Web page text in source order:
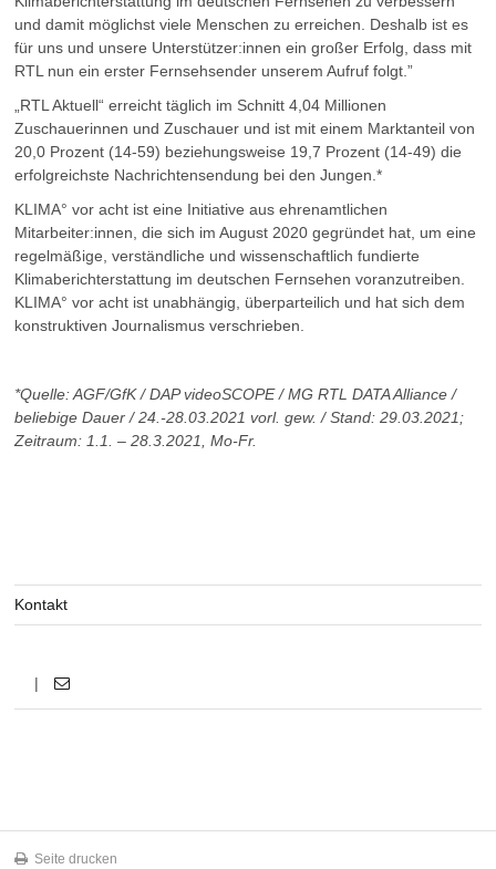
und damit möglichst viele Menschen zu erreichen. Deshalb ist es
für uns und unsere Unterstützer:innen ein großer Erfolg, dass mit
RTL nun ein erster Fernsehsender unserem Aufruf folgt.”
„RTL Aktuell“ erreicht täglich im Schnitt 4,04 Millionen
Zuschauerinnen und Zuschauer und ist mit einem Marktanteil von
20,0 Prozent (14-59) beziehungsweise 19,7 Prozent (14-49) die
erfolgreichste Nachrichtensendung bei den Jungen.*
KLIMA° vor acht ist eine Initiative aus ehrenamtlichen
Mitarbeiter:innen, die sich im August 2020 gegründet hat, um eine
regelmäßige, verständliche und wissenschaftlich fundierte
Klimaberichterstattung im deutschen Fernsehen voranzutreiben.
KLIMA° vor acht ist unabhängig, überparteilich und hat sich dem
konstruktiven Journalismus verschrieben.
*Quelle: AGF/GfK / DAP videoSCOPE / MG RTL DATA Alliance /
beliebige Dauer / 24.-28.03.2021 vorl. gew. / Stand: 29.03.2021;
Zeitraum: 1.1. – 28.3.2021, Mo-Fr.
Kontakt
|
Seite drucken